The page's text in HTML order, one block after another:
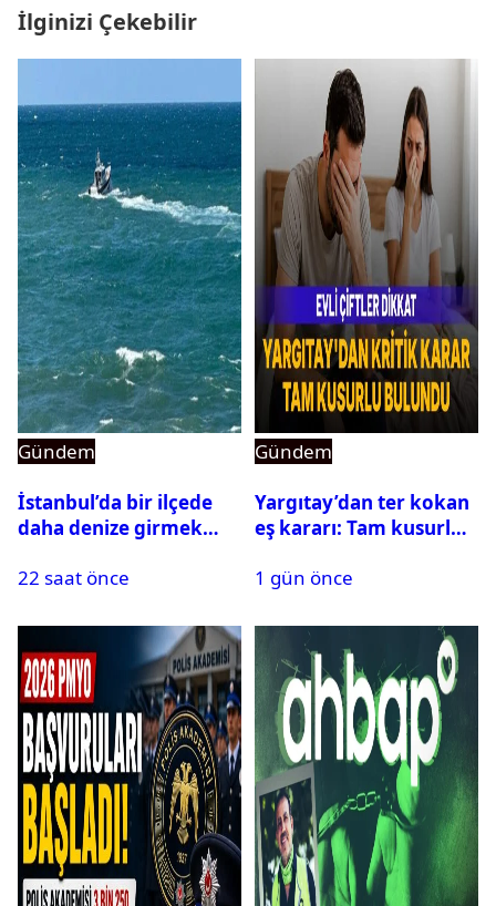
İlginizi Çekebilir
Gündem
İstanbul’da bir ilçede
daha denize girmek
22 saat önce
Gündem
Yargıtay’dan ter kokan
eş kararı: Tam kusurlu
1 gün önce